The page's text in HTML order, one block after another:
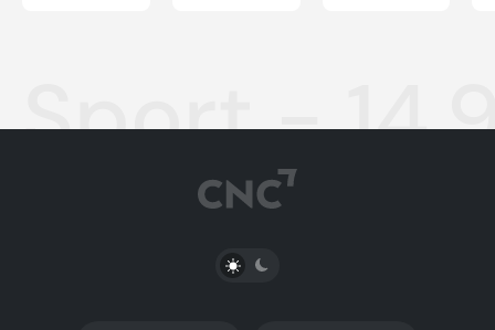
Sport -
PŘEPNOUT SVĚTLÝ/TMAVÝ REŽIM